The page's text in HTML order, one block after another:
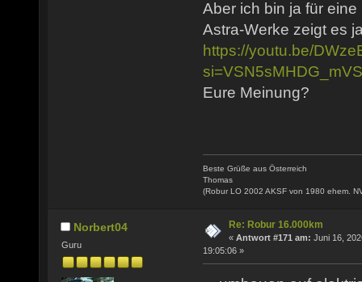
Aber ich bin ja für
Astra-Werke zeigt es
https://youtu.be/
Eure Meinung?
Beste Grüße aus Österreich
Thomas
(Robur LO 2002 AKSF von 1980 ehem.
Norbert04
Guru
Re: Robur 16.000km
« Antwort #171 am: Juni 16,
19:05:06 »